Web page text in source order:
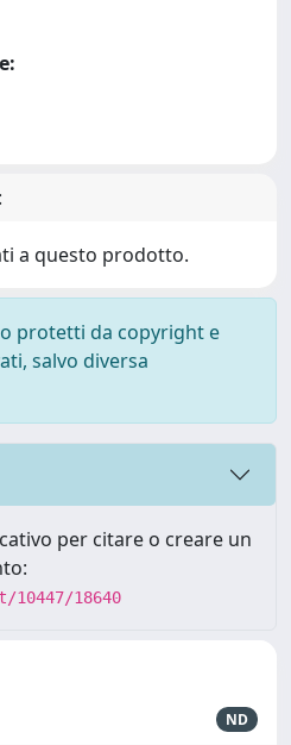
a questo prodotto.
protetti da copyright e
salvo diversa
per citare o creare un
18640
ND